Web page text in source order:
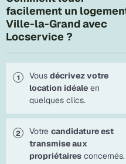
facilement un
Ville-la-Grand avec
Locservice ?
Vous décrivez votre
location idéale en
quelques clics.
Votre candidature est
transmise aux
propriétaires concernés.